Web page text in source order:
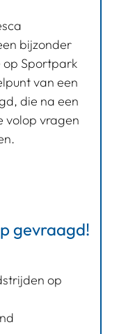
bijzonder
op Sportpark
van een
die na een
volop vragen
gevraagd!
op